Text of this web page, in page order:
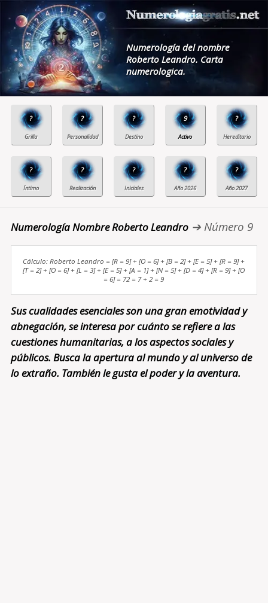
Numerología del nombre
Roberto Leandro. Carta
numerologica.
? ? ? 9 ?
? ? ? ? ?
Numerología Nombre Roberto Leandro➔ Número 9
Cálculo: Roberto Leandro = [R = 9] + [O = 6] + [B = 2] + [E = 5] + [R = 9] +
[T = 2] + [O = 6] + [L = 3] + [E = 5] + [A = 1] + [N = 5] + [D = 4] + [R = 9] + [O
= 6] = 72 = 7 + 2 = 9
Sus cualidades esenciales son una gran emotividad y
abnegación, se interesa por cuánto se refiere a las
cuestiones humanitarias, a los aspectos sociales y
públicos. Busca la apertura al mundo y al universo de
lo extraño. También le gusta el poder y la aventura.